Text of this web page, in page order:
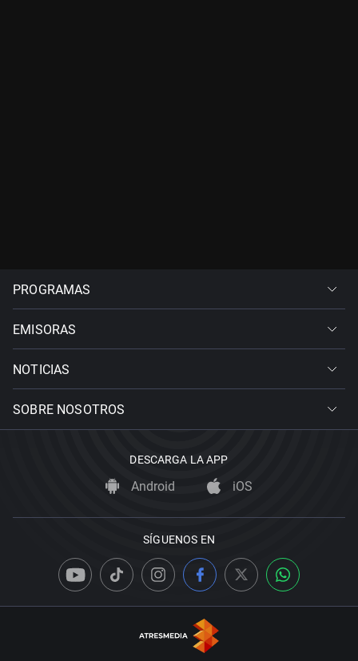
PROGRAMAS
EMISORAS
NOTICIAS
SOBRE NOSOTROS
DESCARGA LA APP
Android iOS
SÍGUENOS EN